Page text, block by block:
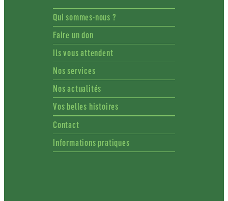
Qui sommes-nous ?
Faire un don
Ils vous attendent
Nos services
Nos actualités
Vos belles histoires
Contact
Informations pratiques